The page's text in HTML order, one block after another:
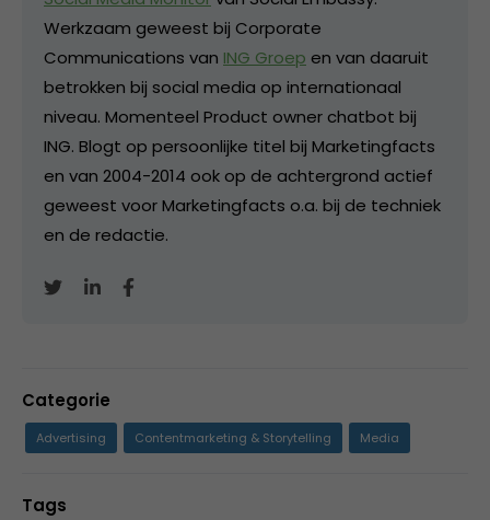
Werkzaam geweest bij Corporate
Communications van ING Groep en van daaruit
betrokken bij social media op internationaal
niveau. Momenteel Product owner chatbot bij
ING. Blogt op persoonlijke titel bij Marketingfacts
en van 2004-2014 ook op de achtergrond actief
geweest voor Marketingfacts o.a. bij de techniek
en de redactie.
Categorie
Advertising Contentmarketing & Storytelling Media
Tags